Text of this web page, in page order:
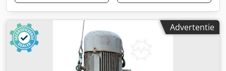
Advertentie